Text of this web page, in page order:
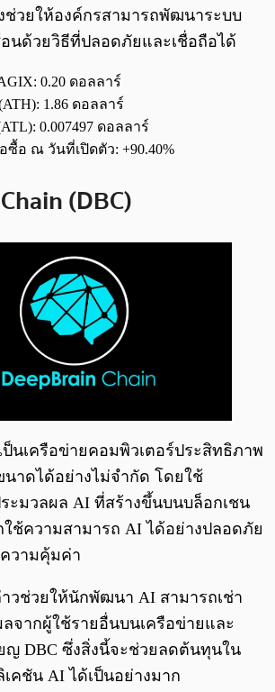
งช่วยให้องค์กรสามารถพัฒนาระบบ
อนด้วยวิธีที่ปลอดภัยและเชื่อถือได้
0.20 ดอลลาร์
1.86 ดอลลาร์
0.007497 ดอลลาร์
ซื้อ ณ วันที่เปิดตัว: +90.40%
(DBC)
เป็นเครือข่ายคอมพิวเตอร์ประสิทธิภาพ
าดได้อย่างไม่จำกัด โดยใช้
ะมวลผล AI ที่สร้างขึ้นบนบล็อกเชน
ช้ความสามารถ AI ได้อย่างปลอดภัย
วามคุ้มค่า
วช่วยให้นักพัฒนา AI สามารถเช่า
จากผู้ใช้รายอื่นบนเครือข่ายและ
ญ DBC ซึ่งสิ่งนี้จะช่วยลดต้นทุนใน
คชัน AI ได้เป็นอย่างมาก